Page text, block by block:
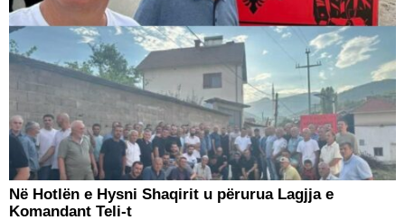
Në Hotlën e Hysni Shaqirit u përurua Lagjja e
Komandant Teli-t